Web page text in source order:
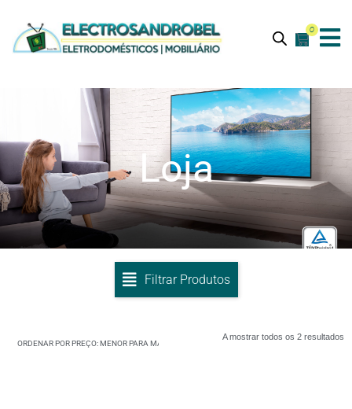
0
Loja
Filtrar Produtos
A mostrar todos os 2 resultados